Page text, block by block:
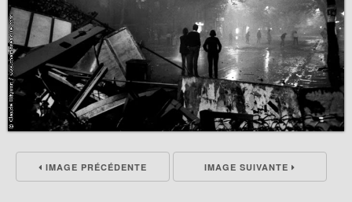
IMAGE PRÉCÉDENTE IMAGE SUIVANTE